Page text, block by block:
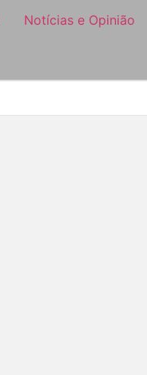
Notícias e Opinião